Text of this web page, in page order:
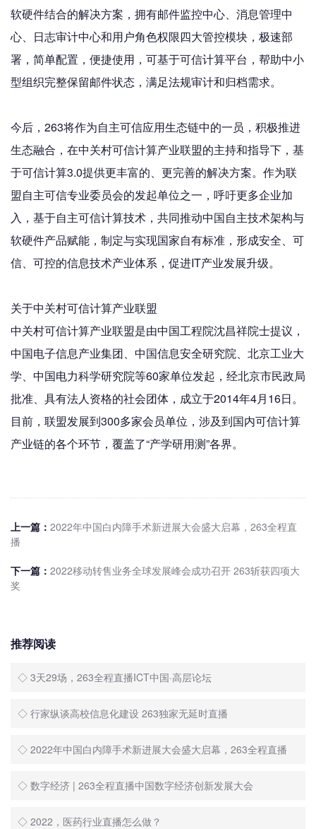
软硬件结合的解决方案，拥有邮件监控中心、消息管理中
心、日志审计中心和用户角色权限四大管控模块，极速部
署，简单配置，便捷使用，可基于可信计算平台，帮助中小
型组织完整保留邮件状态，满足法规审计和归档需求。
今后，263将作为自主可信应用生态链中的一员，积极推进
生态融合，在中关村可信计算产业联盟的主持和指导下，基
于可信计算3.0提供更丰富的、更完善的解决方案。作为联
盟自主可信专业委员会的发起单位之一，呼吁更多企业加
入，基于自主可信计算技术，共同推动中国自主技术架构与
软硬件产品赋能，制定与实现国家自有标准，形成安全、可
信、可控的信息技术产业体系，促进IT产业发展升级。
关于中关村可信计算产业联盟
中关村可信计算产业联盟是由中国工程院沈昌祥院士提议，
中国电子信息产业集团、中国信息安全研究院、北京工业大
学、中国电力科学研究院等60家单位发起，经北京市民政局
批准、具有法人资格的社会团体，成立于2014年4月16日。
目前，联盟发展到300多家会员单位，涉及到国内可信计算
产业链的各个环节，覆盖了“产学研用测”各界。
上一篇： 2022年中国白内障手术新进展大会盛大启幕，263全程直
播
下一篇： 2022移动转售业务全球发展峰会成功召开 263斩获四项大
奖
推荐阅读
◇ 3天29场，263全程直播ICT中国·高层论坛
◇ 行家纵谈高校信息化建设 263独家无延时直播
◇ 2022年中国白内障手术新进展大会盛大启幕，263全程直播
◇ 数字经济 | 263全程直播中国数字经济创新发展大会
◇ 2022，医药行业直播怎么做？